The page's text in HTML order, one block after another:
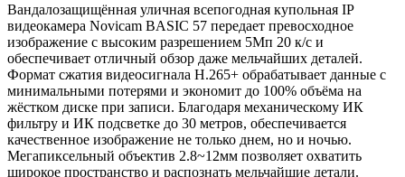
Вандалозащищённая уличная всепогодная купольная IP
видеокамера Novicam BASIC 57 передает превосходное
изображение с высоким разрешением 5Мп 20 к/с и
обеспечивает отличный обзор даже мельчайших деталей.
Формат сжатия видеосигнала H.265+ обрабатывает данные с
минимальными потерями и экономит до 100% объёма на
жёстком диске при записи. Благодаря механическому ИК
фильтру и ИК подсветке до 30 метров, обеспечивается
качественное изображение не только днем, но и ночью.
Мегапиксельный объектив 2.8~12мм позволяет охватить
широкое пространство и распознать мельчайшие детали.